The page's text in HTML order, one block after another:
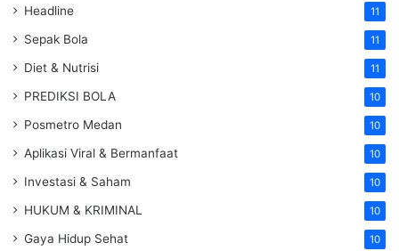
Headline 11
Sepak Bola 11
Diet & Nutrisi 11
PREDIKSI BOLA 10
Posmetro Medan 10
Aplikasi Viral & Bermanfaat 10
Investasi & Saham 10
HUKUM & KRIMINAL 10
Gaya Hidup Sehat 10